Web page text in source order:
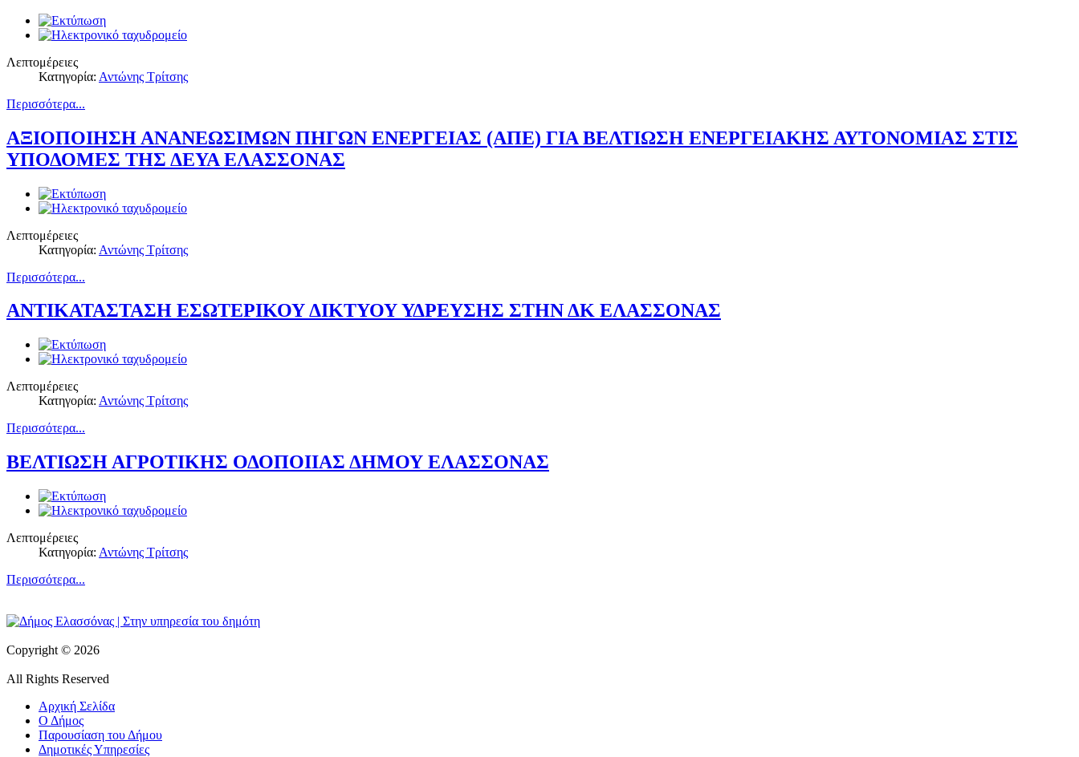
Λεπτομέρειες
Κατηγορία: Αντώνης Τρίτσης
Περισσότερα...
ΑΞΙΟΠΟΙΗΣΗ ΑΝΑΝΕΩΣΙΜΩΝ ΠΗΓΩΝ ΕΝΕΡΓΕΙΑΣ (ΑΠΕ) ΓΙΑ ΒΕΛΤΙΩΣΗ ΕΝΕΡΓΕΙΑΚΗΣ ΑΥΤΟΝΟΜΙΑΣ ΣΤΙΣ
ΥΠΟΔΟΜΕΣ ΤΗΣ ΔΕΥΑ ΕΛΑΣΣΟΝΑΣ
Λεπτομέρειες
Κατηγορία: Αντώνης Τρίτσης
Περισσότερα...
ΑΝΤΙΚΑΤΑΣΤΑΣΗ ΕΣΩΤΕΡΙΚΟΥ ΔΙΚΤΥΟΥ ΥΔΡΕΥΣΗΣ ΣΤΗΝ ΔΚ ΕΛΑΣΣΟΝΑΣ
Λεπτομέρειες
Κατηγορία: Αντώνης Τρίτσης
Περισσότερα...
ΒΕΛΤΙΩΣΗ ΑΓΡΟΤΙΚΗΣ ΟΔΟΠΟΙΙΑΣ ΔΗΜΟΥ ΕΛΑΣΣΟΝΑΣ
Λεπτομέρειες
Κατηγορία: Αντώνης Τρίτσης
Περισσότερα...
Copyright © 2026
All Rights Reserved
Αρχική Σελίδα
Ο Δήμος
Παρουσίαση του Δήμου
Δημοτικές Υπηρεσίες